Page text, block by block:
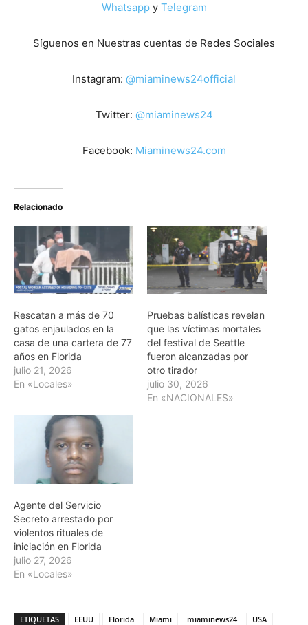
Whatsappy Telegram
Síguenos en Nuestras cuentas de Redes Sociales
Instagram: @miaminews24official
Twitter: @miaminews24
Facebook: Miaminews24.com
Relacionado
Rescatan a más de 70
gatos enjaulados en la
casa de una cartera de 77
años en Florida
julio 21, 2026
En «Locales»
Pruebas balísticas revelan
que las víctimas mortales
del festival de Seattle
fueron alcanzadas por
otro tirador
julio 30, 2026
En «NACIONALES»
Agente del Servicio
Secreto arrestado por
violentos rituales de
iniciación en Florida
julio 27, 2026
En «Locales»
ETIQUETAS EEUU Florida Miami miaminews24 USA